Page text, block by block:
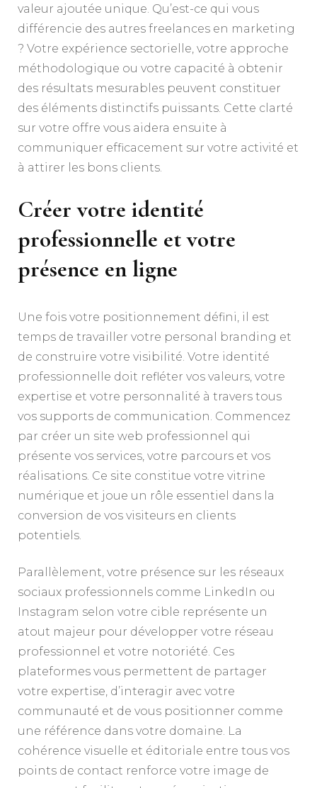
valeur ajoutée unique. Qu’est-ce qui vous
différencie des autres freelances en marketing
? Votre expérience sectorielle, votre approche
méthodologique ou votre capacité à obtenir
des résultats mesurables peuvent constituer
des éléments distinctifs puissants. Cette clarté
sur votre offre vous aidera ensuite à
communiquer efficacement sur votre activité et
à attirer les bons clients.
Créer votre identité
professionnelle et votre
présence en ligne
Une fois votre positionnement défini, il est
temps de travailler votre personal branding et
de construire votre visibilité. Votre identité
professionnelle doit refléter vos valeurs, votre
expertise et votre personnalité à travers tous
vos supports de communication. Commencez
par créer un site web professionnel qui
présente vos services, votre parcours et vos
réalisations. Ce site constitue votre vitrine
numérique et joue un rôle essentiel dans la
conversion de vos visiteurs en clients
potentiels.
Parallèlement, votre présence sur les réseaux
sociaux professionnels comme LinkedIn ou
Instagram selon votre cible représente un
atout majeur pour développer votre réseau
professionnel et votre notoriété. Ces
plateformes vous permettent de partager
votre expertise, d’interagir avec votre
communauté et de vous positionner comme
une référence dans votre domaine. La
cohérence visuelle et éditoriale entre tous vos
points de contact renforce votre image de